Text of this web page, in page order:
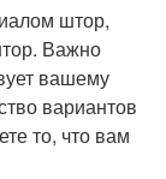
штор,
Важно
вашему
вариантов
то, что вам